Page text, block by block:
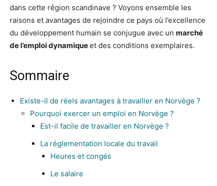
dans cette région scandinave ? Voyons ensemble les
raisons et avantages de rejoindre ce pays où l’excellence
du développement humain se conjugue avec un marché
de l’emploi dynamiqueet des conditions exemplaires.
Sommaire
Existe-il de réels avantages à travailler en Norvège ?
Pourquoi exercer un emploi en Norvège ?
Est-il facile de travailler en Norvège ?
La réglementation locale du travail
Heures et congés
Le salaire